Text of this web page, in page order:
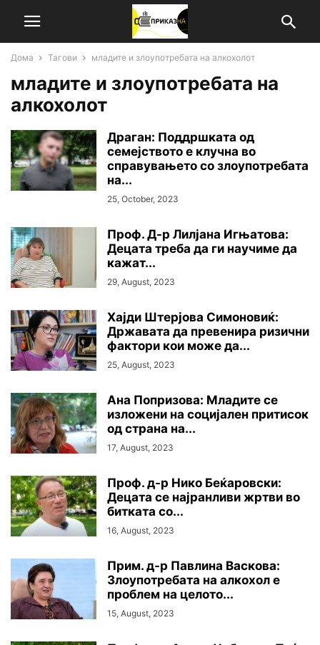
Дома Тагови младите и злоупотребата на алкохолот
младите и злоупотребата на
алкохолот
Драган: Поддршката од
семејството е клучна во
справувањето со злоупотребата
на...
25, October, 2023
Проф. Д-р Лилјана Игњатова:
Децата треба да ги научиме да
кажат...
29, August, 2023
Хајди Штерјова Симоновиќ:
Државата да превенира ризични
фактори кои може да...
25, August, 2023
Ана Попризова: Младите се
изложени на социјален притисок
од страна на...
17, August, 2023
Проф. д-р Нико Беќаровски:
Децата се најранливи жртви во
битката со...
16, August, 2023
Прим. д-р Павлина Васкова:
Злоупотребата на алкохол е
проблем на целото...
15, August, 2023